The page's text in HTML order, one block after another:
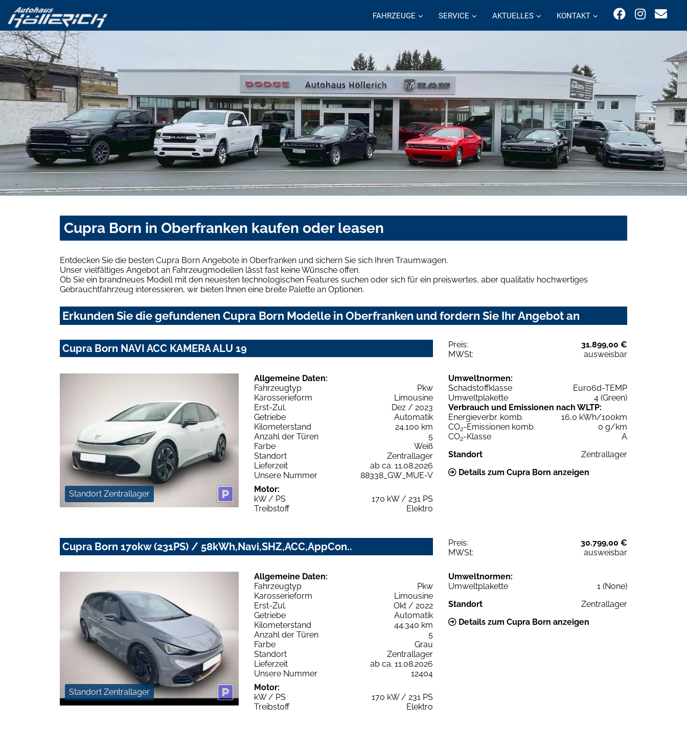
FAHRZEUGE SERVICE AKTUELLES KONTAKT
Cupra Born in Oberfranken kaufen oder leasen
Entdecken Sie die besten Cupra Born Angebote in Oberfranken und sichern Sie sich Ihren Traumwagen.
Unser vielfältiges Angebot an Fahrzeugmodellen lässt fast keine Wünsche offen.
Ob Sie ein brandneues Modell mit den neuesten technologischen Features suchen oder sich für ein preiswertes, aber qualitativ hochwertiges
Gebrauchtfahrzeug interessieren, wir bieten Ihnen eine breite Palette an Optionen.
Erkunden Sie die gefundenen Cupra Born Modelle in Oberfranken und fordern Sie Ihr Angebot an
Cupra Born NAVI ACC KAMERA ALU 19 Preis:
31.899,00 €
MWSt:
ausweisbar
Standort Zentrallager
Allgemeine Daten:
Fahrzeugtyp
Pkw
Karosserieform
Limousine
Erst-Zul.
Dez / 2023
Getriebe
Automatik
Kilometerstand
24.100 km
Anzahl der Türen
5
Farbe
Weiß
Standort
Zentrallager
Lieferzeit
ab ca. 11.08.2026
Unsere Nummer
88338_GW_MUE-V
Motor:
kW / PS
170 kW / 231 PS
Treibstoff
Elektro
Umweltnormen:
Schadstoffklasse
Euro6d-TEMP
Umweltplakette
4 (Green)
Verbrauch und Emissionen nach WLTP:
Energieverbr. komb.
16,0 kWh/100km
CO2-Emissionen komb.
0 g/km
CO2-Klasse
A
Standort
Zentrallager
Details zum Cupra Born anzeigen
Cupra Born 170kw (231PS) / 58kWh,Navi,SHZ,ACC,AppCon.. Preis:
30.799,00 €
MWSt:
ausweisbar
Standort Zentrallager
Allgemeine Daten:
Fahrzeugtyp
Pkw
Karosserieform
Limousine
Erst-Zul.
Okt / 2022
Getriebe
Automatik
Kilometerstand
44.340 km
Anzahl der Türen
5
Farbe
Grau
Standort
Zentrallager
Lieferzeit
ab ca. 11.08.2026
Unsere Nummer
12404
Motor:
kW / PS
170 kW / 231 PS
Treibstoff
Elektro
Umweltnormen:
Umweltplakette
1 (None)
Standort
Zentrallager
Details zum Cupra Born anzeigen